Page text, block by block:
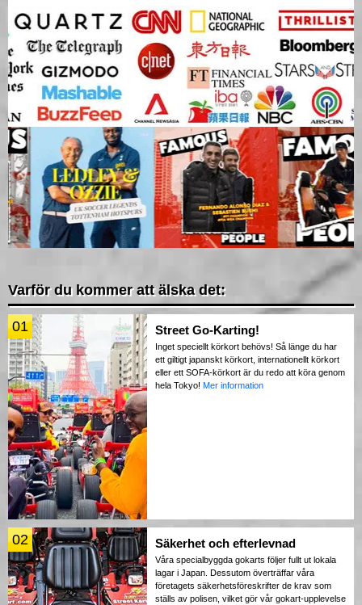
Varför du kommer att älska det:
01 Street Go-Karting!
Inget speciellt körkort behövs! Så länge du har
ett giltigt japanskt körkort, internationellt körkort
eller ett SOFA-körkort är du redo att köra genom
hela Tokyo! Mer information
02 Säkerhet och efterlevnad
Våra specialbyggda gokarts följer fullt ut lokala
lagar i Japan. Dessutom överträffar våra
företagets säkerhetsföreskrifter de krav som
ställs av polisen, vilket gör vår gokart-upplevelse